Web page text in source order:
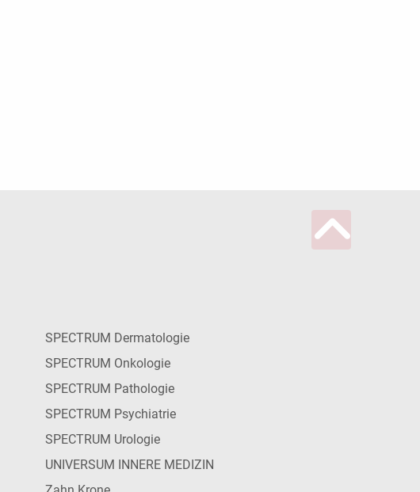
SPECTRUM Dermatologie
SPECTRUM Onkologie
SPECTRUM Pathologie
SPECTRUM Psychiatrie
SPECTRUM Urologie
UNIVERSUM INNERE MEDIZIN